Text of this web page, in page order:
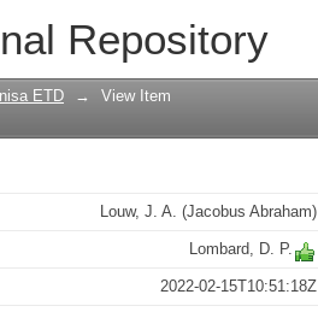
Repository
ETD → View Item
Louw, J. A. (Jacobus Abraham)
Lombard, D. P.
2022-02-15T10:51:18Z